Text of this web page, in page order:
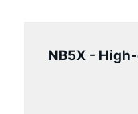
NB5X -